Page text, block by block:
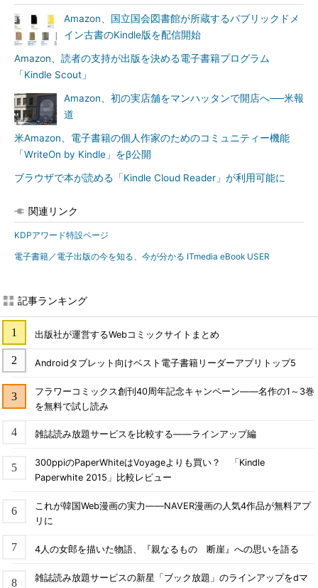
Amazon、国立国会図書館が所蔵するパブリックドメ
イン古書のKindle版を配信開始
Amazon、読者の支持が出版を決める電子書籍プログラム
「Kindle Scout」
Amazon、初の実店舗をマンハッタンで開店へ──米報
道
米Amazon、電子書籍の個人作家のためのコミュニティー機能
「WriteOn by Kindle」をβ公開
ブラウザで本が読める「Kindle Cloud Reader」が利用可能に
関連リンク
KDPアワード特設ページ
電子書籍／電子出版の今を知る、今が分かる ITmedia eBook USER
記事ランキング
出版社が運営するWebコミックサイトまとめ
Androidタブレット向けベスト電子書籍リーダーアプリトップ5
フラワーコミックス創刊40周年記念キャンペーン――名作の1～3巻
を無料で試し読み
雑誌読み放題サービスを比較する――ラインアップ編
300ppiのPaperWhiteはVoyageよりも買い？ 「Kindle
Paperwhite 2015」比較レビュー
これが韓国Web漫画の実力――NAVER漫画の人気4作品が無料アプ
リに
4人の女郎を描いた物語、『親なるもの 断崖』への思いを語る
雑誌読み放題サービスの新星「ブック放題」のラインアップをdマ